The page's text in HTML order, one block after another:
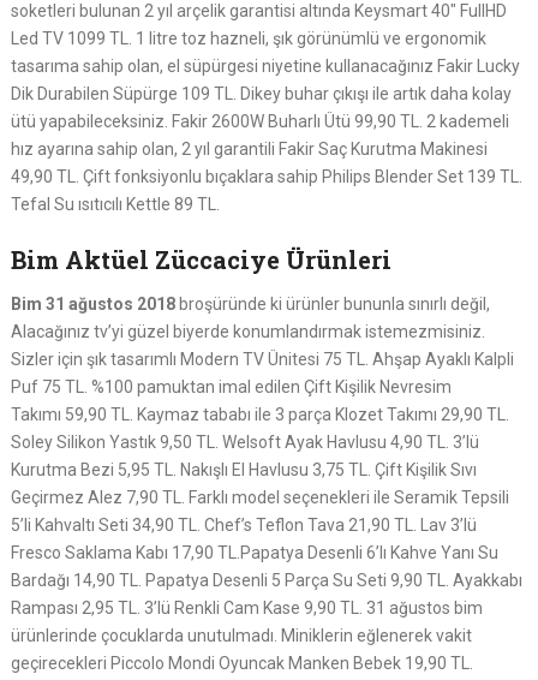
soketleri bulunan 2 yıl arçelik garantisi altında Keysmart 40″ FullHD
Led TV 1099 TL. 1 litre toz hazneli, şık görünümlü ve ergonomik
tasarıma sahip olan, el süpürgesi niyetine kullanacağınız Fakir Lucky
Dik Durabilen Süpürge 109 TL. Dikey buhar çıkışı ile artık daha kolay
ütü yapabileceksiniz. Fakir 2600W Buharlı Ütü 99,90 TL. 2 kademeli
hız ayarına sahip olan, 2 yıl garantili Fakir Saç Kurutma Makinesi
49,90 TL. Çift fonksiyonlu bıçaklara sahip Philips Blender Set 139 TL.
Tefal Su ısıtıcılı Kettle 89 TL.
Bim Aktüel Züccaciye Ürünleri
Bim 31 ağustos 2018broşüründe ki ürünler bununla sınırlı değil,
Alacağınız tv’yi güzel biyerde konumlandırmak istemezmisiniz.
Sizler için şık tasarımlı Modern TV Ünitesi 75 TL. Ahşap Ayaklı Kalpli
Puf 75 TL. %100 pamuktan imal edilen Çift Kişilik Nevresim
Takımı 59,90 TL. Kaymaz tababı ile 3 parça Klozet Takımı 29,90 TL.
Soley Silikon Yastık 9,50 TL. Welsoft Ayak Havlusu 4,90 TL. 3’lü
Kurutma Bezi 5,95 TL. Nakışlı El Havlusu 3,75 TL. Çift Kişilik Sıvı
Geçirmez Alez 7,90 TL. Farklı model seçenekleri ile Seramik Tepsili
5’li Kahvaltı Seti 34,90 TL. Chef’s Teflon Tava 21,90 TL. Lav 3’lü
Fresco Saklama Kabı 17,90 TL.Papatya Desenli 6’lı Kahve Yanı Su
Bardağı 14,90 TL. Papatya Desenli 5 Parça Su Seti 9,90 TL. Ayakkabı
Rampası 2,95 TL. 3’lü Renkli Cam Kase 9,90 TL. 31 ağustos bim
ürünlerinde çocuklarda unutulmadı. Miniklerin eğlenerek vakit
geçirecekleri Piccolo Mondi Oyuncak Manken Bebek 19,90 TL.